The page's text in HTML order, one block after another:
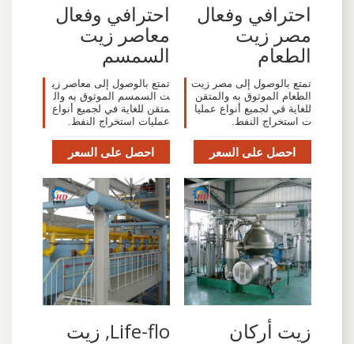
احترافي وفعال
مصر زيت
الطعام
تمتع بالوصول إلى مصر زيت
الطعام الموثوق به والمتقن
للغاية في لجميع أنواع عمليا
ت استخراج النفط.
احصل على السعر
احترافي وفعال
معاصر زيت
السمسم
تمتع بالوصول إلى معاصر زي
ت السمسم الموثوق به وال
متقن للغاية في لجميع أنواع
عمليات استخراج النفط.
احصل على السعر
‫زيت أركان Life-flo, زيت